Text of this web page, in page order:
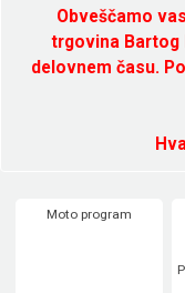
Obveščamo
trgovina Bartog
delovnem času.
Moto program